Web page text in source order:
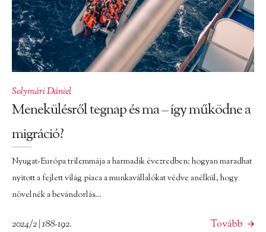
Solymári Dániel
Menekülésről tegnap és ma – így működne a
migráció?
Nyugat-Európa trilemmája a harmadik évezredben: hogyan maradhat
nyitott a fejlett világ piaca a munkavállalókat védve anélkül, hogy
növelnék a bevándorlás…
2024/2 | 188-192. Tovább